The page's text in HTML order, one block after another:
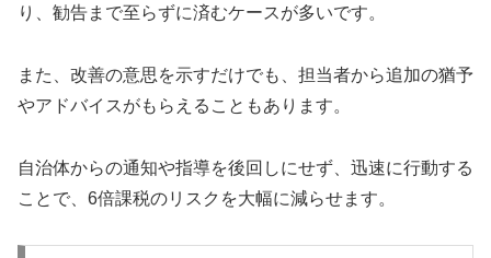
り、勧告まで至らずに済むケースが多いです。
また、改善の意思を示すだけでも、担当者から追加の猶予
やアドバイスがもらえることもあります。
自治体からの通知や指導を後回しにせず、迅速に行動する
ことで、6倍課税のリスクを大幅に減らせます。